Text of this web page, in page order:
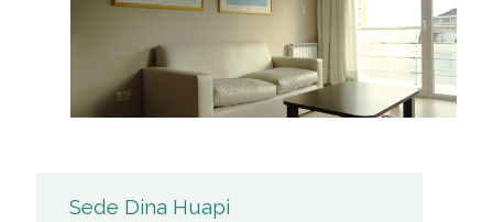
Sede Dina Huapi